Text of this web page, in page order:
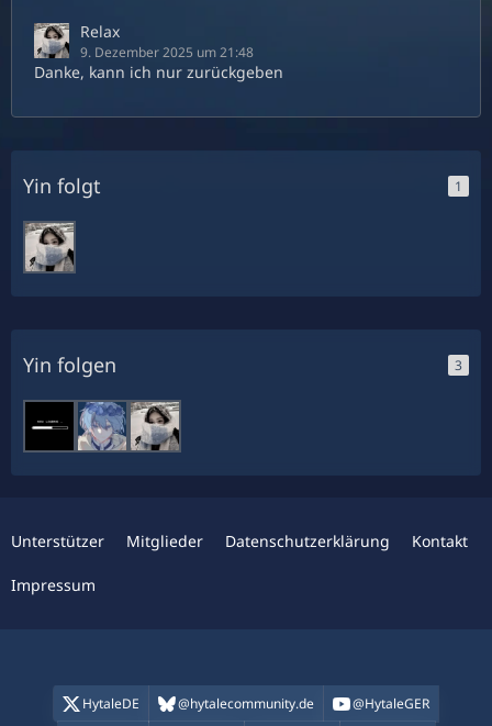
Relax
9. Dezember 2025 um 21:48
Danke, kann ich nur zurückgeben
Yin folgt 1
Yin folgen 3
Unterstützer Mitglieder Datenschutzerklärung Kontakt
Impressum
HytaleDE @hytalecommunity.de @HytaleGER